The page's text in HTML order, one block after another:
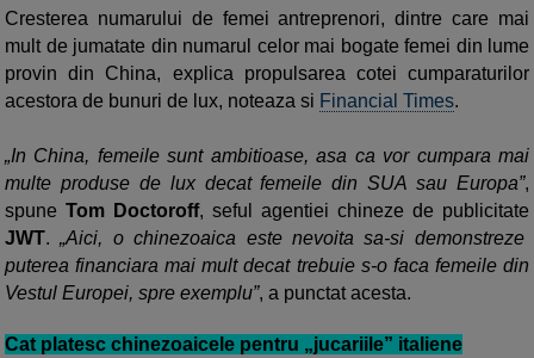
Cresterea numarului de femeiantreprenori, dintre care mai
mult de jumatate din numarul celor mai bogate femei din lume
provin din China, explica propulsarea cotei cumparaturilor
acestora de bunuri de lux, noteaza si Financial Times.
„In China, femeile sunt ambitioase, asa ca vor cumpara mai
multe produse de lux decat femeile din SUA sau Europa”,
spune Tom Doctoroff, seful agentiei chineze de publicitate
JWT. „Aici, o chinezoaica este nevoita sa-si demonstreze
puterea financiara mai mult decat trebuie s-o faca femeile din
Vestul Europei, spre exemplu”, a punctat acesta.
Cat platesc chinezoaicele pentru „jucariile” italiene